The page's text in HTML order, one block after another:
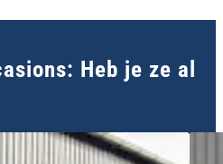
Heb je ze al